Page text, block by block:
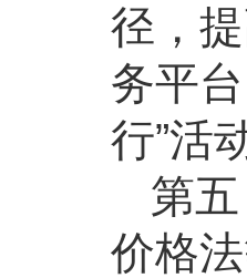
径，
务平
行”活
第
价格